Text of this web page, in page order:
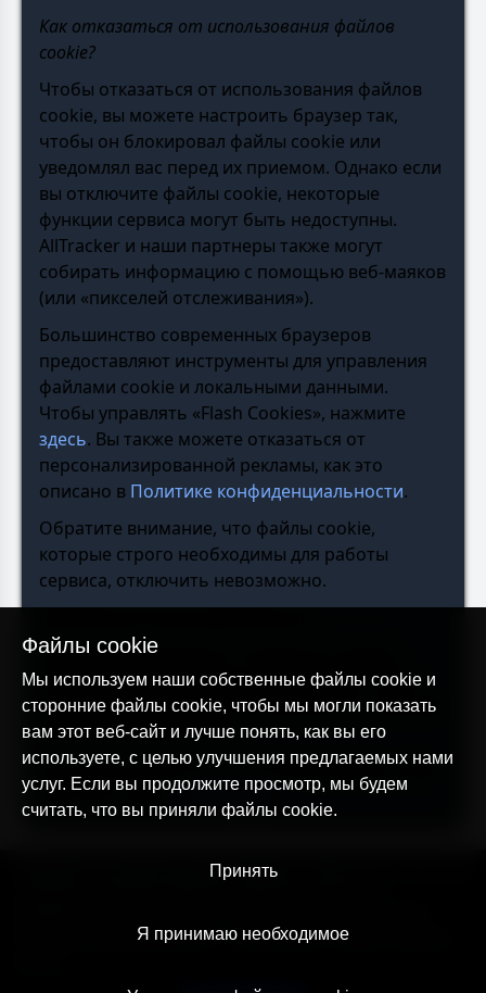
Как отказаться от использования файлов
cookie?
Чтобы отказаться от использования файлов
cookie, вы можете настроить браузер так,
чтобы он блокировал файлы cookie или
уведомлял вас перед их приемом. Однако если
вы отключите файлы cookie, некоторые
функции сервиса могут быть недоступны.
AllTracker и наши партнеры также могут
собирать информацию с помощью веб-маяков
(или «пикселей отслеживания»).
Большинство современных браузеров
предоставляют инструменты для управления
файлами cookie и локальными данными.
Чтобы управлять «Flash Cookies», нажмите
здесь. Вы также можете отказаться от
персонализированной рекламы, как это
описано в Политике конфиденциальности.
Обратите внимание, что файлы cookie,
которые строго необходимы для работы
сервиса, отключить невозможно.
Данное уведомление о Cookies & Tracking
может время от времени обновляться. Если
мы внесем изменения, мы укажем это, обновив
дату вступления в силу.
Вы можете изменить настройки файлов cookie
для этого сайта,нажав здесь.
© AllTracker 2014-2026, Все права сохранены
Политика конфиденциальности
Примечание о Cookies и Трекинге
Файлы cookie
Мы используем наши собственные файлы cookie и
сторонние файлы cookie, чтобы мы могли показать
вам этот веб-сайт и лучше понять, как вы его
используете, с целью улучшения предлагаемых нами
услуг. Если вы продолжите просмотр, мы будем
считать, что вы приняли файлы cookie.
Принять
Я принимаю необходимое